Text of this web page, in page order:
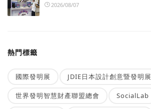
2026/08/07
熱門標籤
國際發明展 JDIE日本設計創意暨發明展
世界發明智慧財產聯盟總會 SocialLab